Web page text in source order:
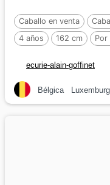
Caballo en venta
4 años
162 cm Por
ecurie-alain-goffinet
Bélgica